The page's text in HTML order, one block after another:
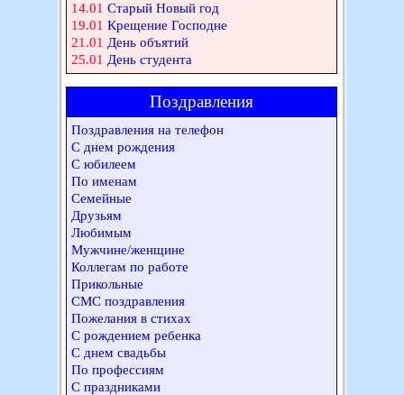
14.01 Старый Новый год
19.01 Крещение Господне
21.01 День объятий
25.01 День студента
Поздравления
Поздравления на телефон
С днем рождения
С юбилеем
По именам
Семейные
Друзьям
Любимым
Мужчине/женщине
Коллегам по работе
Прикольные
СМС поздравления
Пожелания в стихах
С рождением ребенка
С днем свадьбы
По профессиям
С праздниками